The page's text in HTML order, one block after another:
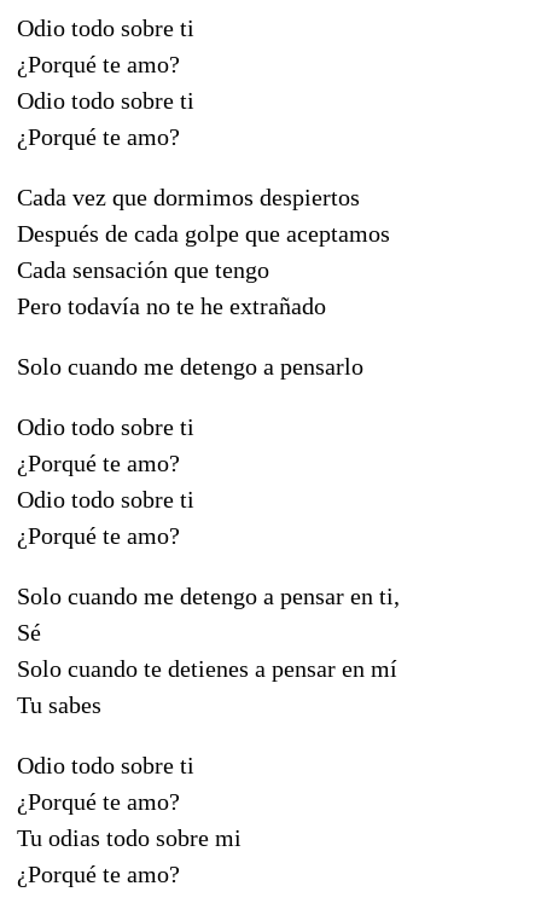
Odio todo sobre ti
¿Porqué te amo?
Odio todo sobre ti
¿Porqué te amo?
Cada vez que dormimos despiertos
Después de cada golpe que aceptamos
Cada sensación que tengo
Pero todavía no te he extrañado
Solo cuando me detengo a pensarlo
Odio todo sobre ti
¿Porqué te amo?
Odio todo sobre ti
¿Porqué te amo?
Solo cuando me detengo a pensar en ti,
Sé
Solo cuando te detienes a pensar en mí
Tu sabes
Odio todo sobre ti
¿Porqué te amo?
Tu odias todo sobre mi
¿Porqué te amo?